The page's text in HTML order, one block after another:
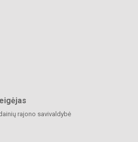
rajono savivaldybė